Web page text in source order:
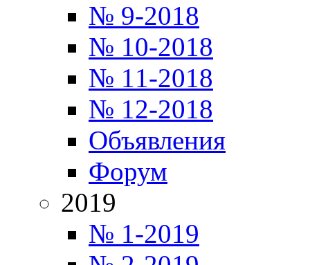
№ 9-2018
№ 10-2018
№ 11-2018
№ 12-2018
Объявления
Форум
2019
№ 1-2019